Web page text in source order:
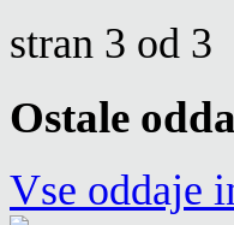
stran 3 od 3
Ostale
Vse oddaje